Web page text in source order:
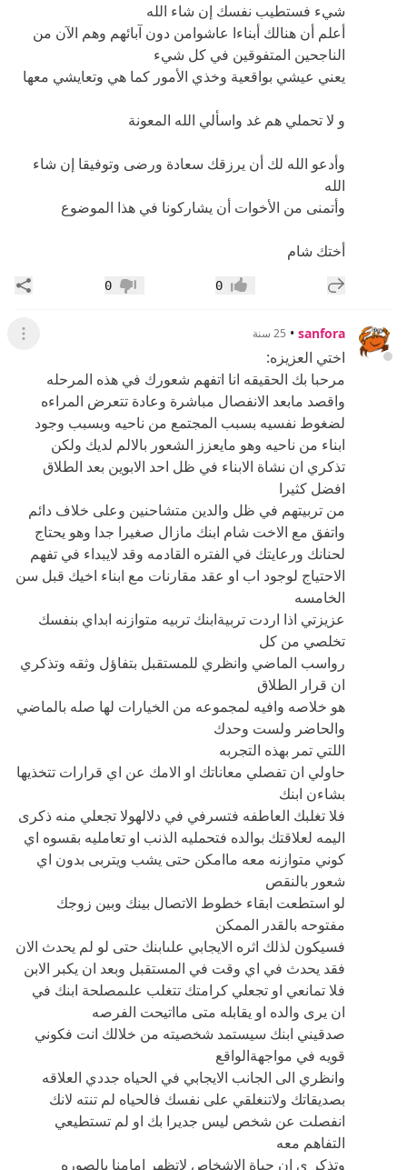
شيء فستطيب نفسك إن شاء الله
أعلم أن هنالك أبناءا عاشوامن دون آبائهم وهم الآن من
الناجحين المتفوقين في كل شيء
يعني عيشي بواقعية وخذي الأمور كما هي وتعايشي معها
و لا تحملي هم غد واسألي الله المعونة
وأدعو الله لك أن يرزقك سعادة ورضى وتوفيقا إن شاء
الله
وأتمنى من الأخوات أن يشاركونا في هذا الموضوع
أختك شام
إضافة رد جديد إعجاب0 عدم إعجاب
0
sanfora
• 25 سنة عرض
اختي العزيزه:
مرحبا بك الحقيقه انا اتفهم شعورك في هذه المرحله
واقصد مابعد الانفصال مباشرة وعادة تتعرض المراءه
لضغوط نفسيه بسبب المجتمع من ناحيه وبسبب وجود
ابناء من ناحيه وهو مايعزز الشعور بالالم لديك ولكن
تذكري ان نشاة الابناء في ظل احد الابوين بعد الطلاق
افضل كثيرا
من تربيتهم في ظل والدين متشاحنين وعلى خلاف دائم
واتفق مع الاخت شام ابنك مازال صغيرا جدا وهو يحتاج
لحنانك ورعايتك في الفتره القادمه وقد لايبداء في تفهم
الاحتياج لوجود اب او عقد مقارنات مع ابناء اخيك قبل سن
الخامسه
عزيزتي اذا اردت تربيةابنك تربيه متوازنه ابداي بنفسك
تخلصي من كل
رواسب الماضي وانظري للمستقبل بتفاؤل وثقه وتذكري
ان قرار الطلاق
هو خلاصه وافيه لمجموعه من الخيارات لها صله بالماضي
والحاضر ولست وحدك
اللتي تمر بهذه التجربه
حاولي ان تفصلي معاناتك او الامك عن اي قرارات تتخذيها
بشاءن ابنك
فلا تغلبك العاطفه فتسرفي في دلالهولا تجعلي منه ذكرى
اليمه لعلاقتك بوالده فتحمليه الذنب او تعامليه بقسوه اي
كوني متوازنه معه ماامكن حتى يشب ويتربى بدون اي
شعور بالنقص
لو استطعت ابقاء خطوط الاتصال بينك وبين زوجك
مفتوحه بالقدر الممكن
فسيكون لذلك اثره الايجابي علىابنك حتى لو لم يحدث الان
فقد يحدث في اي وقت في المستقبل وبعد ان يكبر الابن
فلا تمانعي او تجعلي كرامتك تتغلب علىمصلحة ابنك في
ان يرى والده او يقابله متى مااتيحت الفرصه
صدقيني ابنك سيستمد شخصيته من خلالك انت فكوني
قويه في مواجهةالواقع
وانظري الى الجانب الايجابي في الحياه جددي العلاقه
بصديقاتك ولاتنغلقي على نفسك فالحياه لم تنته لانك
انفصلت عن شخص ليس جديرا بك او لم تستطيعي
التفاهم معه
وتذكر ي ان حياة الاشخاص لاتظهر امامنا بالصوره